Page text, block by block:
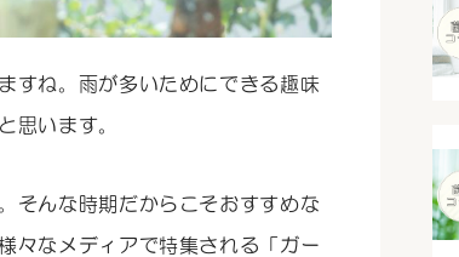
すね。雨が多いためにできる趣味
思います。
そんな時期だからこそおすすめな
々なメディアで特集される「ガー